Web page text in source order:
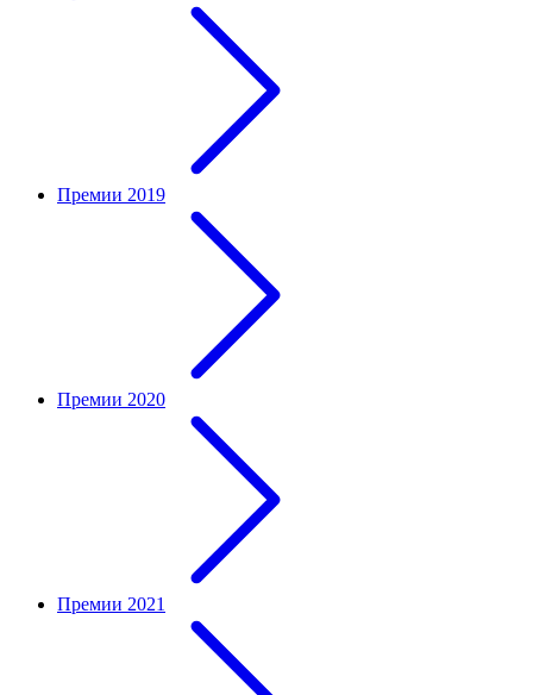
Премии 2019
Премии 2020
Премии 2021